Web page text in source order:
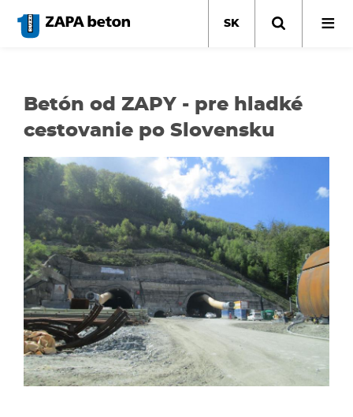
hlavný
SK
Betón od ZAPY - pre hladké
cestovanie po Slovensku